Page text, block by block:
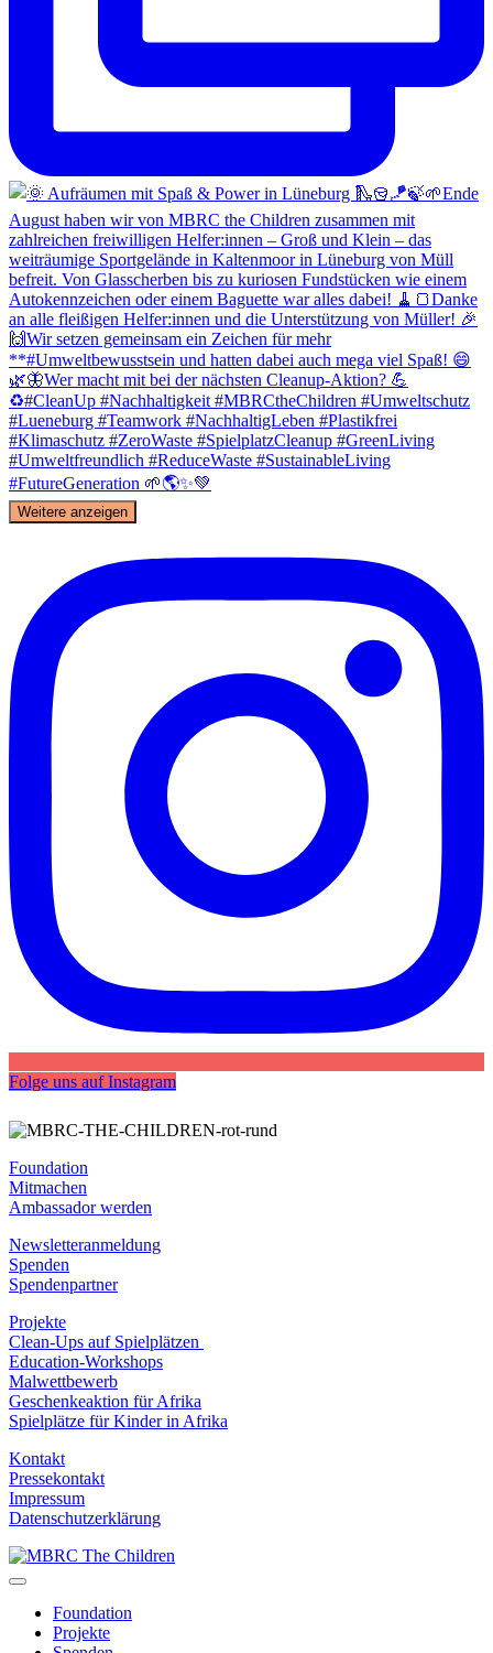
Weitere anzeigen
Folge uns auf Instagram
Foundation
Mitmachen
Ambassador werden
Newsletteranmeldung
Spenden
Spendenpartner
Projekte
Clean-Ups auf Spielplätzen
Education-Workshops
Malwettbewerb
Geschenkeaktion für Afrika
Spielplätze für Kinder in Afrika
Kontakt
Pressekontakt
Impressum
Datenschutzerklärung
Foundation
Projekte